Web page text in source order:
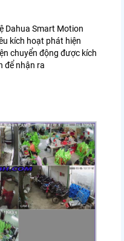
Dahua Smart Motion
kích hoạt phát hiện
chuyển động được kích
để nhận ra